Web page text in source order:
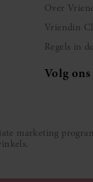
Over
Vriendin
Regels in
Volg ons
marketing